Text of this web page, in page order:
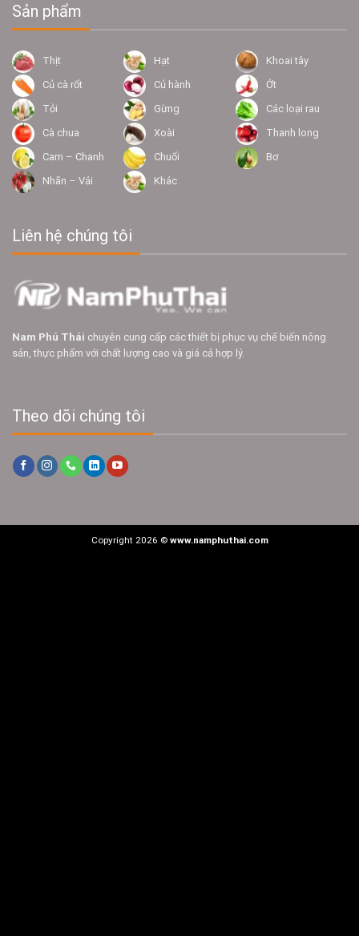
Sản phẩm
Thịt Hạt
Khoai tây
Củ cà rốt
Củ hành
Ớt
Tỏi
Gừng
Các loại rau
Cà chua
Xoài
Thanh long
Cam – Chanh
Chuối
Bơ
Nhãn – Vải
Khác
Liên hệ chúng tôi
Nam Phú Thái chuyên cung cấp các thiết bị phục vụ chế biến nông
sản, thực phẩm với chất lượng cao và giá cả hợp lý.
Theo dõi chúng tôi
Copyright 2026 © www.namphuthai.com